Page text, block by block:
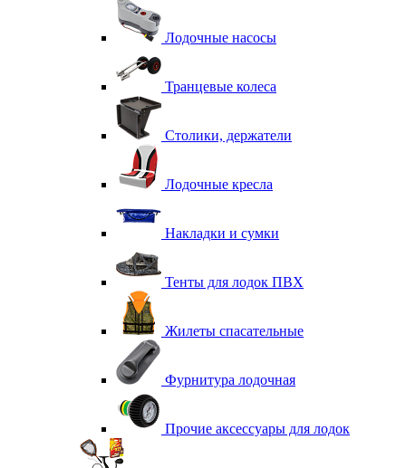
Лодочные насосы
Транцевые колеса
Столики, держатели
Лодочные кресла
Накладки и сумки
Тенты для лодок ПВХ
Жилеты спасательные
Фурнитура лодочная
Прочие аксессуары для лодок